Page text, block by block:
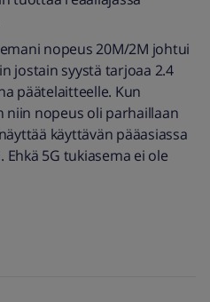
nopeus 20M/2M johtui
jostain syystä tarjoaa 2.4
päätelaitteelle. Kun
niin nopeus oli parhaillaan
käyttävän pääasiassa
Ehkä 5G tukiasema ei ole